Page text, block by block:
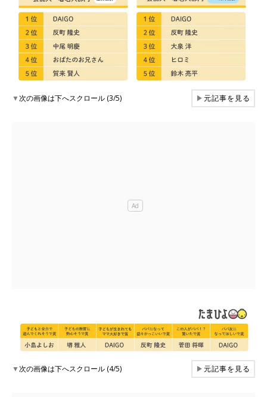
▼次の画像は下へスクロール (3/5) ▶元記事を見る
▼次の画像は下へスクロール (4/5) ▶元記事を見る